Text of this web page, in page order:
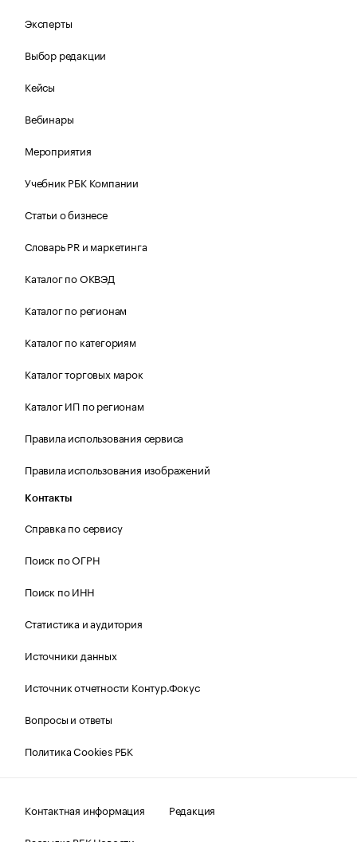
Эксперты
Выбор редакции
Кейсы
Вебинары
Мероприятия
Учебник РБК Компании
Статьи о бизнесе
Словарь PR и маркетинга
Каталог по ОКВЭД
Каталог по регионам
Каталог по категориям
Каталог торговых марок
Каталог ИП по регионам
Правила использования сервиса
Правила использования изображений
Контакты
Справка по сервису
Поиск по ОГРН
Поиск по ИНН
Статистика и аудитория
Источники данных
Источник отчетности Контур.Фокус
Вопросы и ответы
Политика Cookies РБК
Контактная информация
Редакция